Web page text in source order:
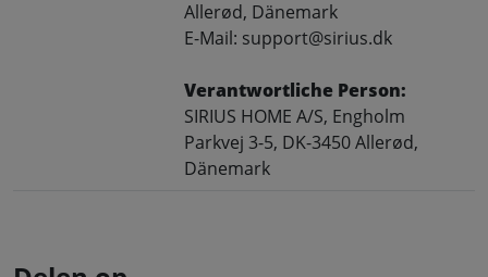
Allerød, Dänemark
E-Mail: support@sirius.dk
Verantwortliche Person:
SIRIUS HOME A/S, Engholm
Parkvej 3-5, DK-3450 Allerød,
Dänemark